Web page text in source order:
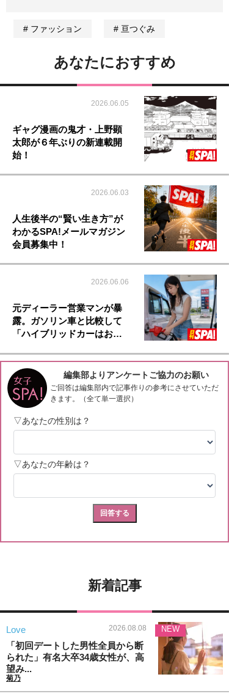
ファッション 亘つぐみ
あなたにおすすめ
2026.06.05
ギャグ漫画の鬼才・上野顕
太郎が６年ぶりの新連載開
始！
2026.06.03
人生後半の“賢い生き方”が
わかるSPA!メールマガジン
会員募集中！
2026.06.06
元ディーラー営業マンが暴
露。ガソリン車と比較して
「ハイブリッドカーはお…
新着記事
Love 2026.08.08
「初回デートした男性全員から断
られた」有名大卒34歳女性が、高
望み...
菊乃
NEW